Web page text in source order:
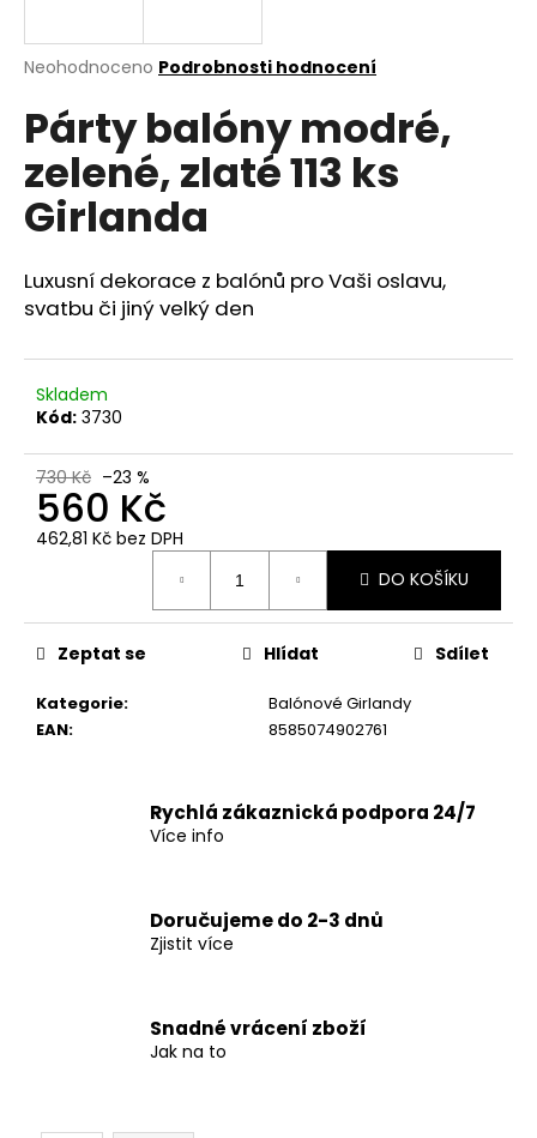
Průměrné
produktu
je
z
5
hvězdiček.
Neohodnoceno Podrobnosti hodnocení
Párty balóny modré,
zelené, zlaté 113 ks
Girlanda
Luxusní dekorace z balónů pro Vaši oslavu,
svatbu či jiný velký den
Skladem
Kód: 3730
730 Kč –23 %
560 Kč
462,81 Kč bez DPH
DO KOŠÍKU
Kategorie:
Balónové Girlandy
EAN: 8585074902761
Zeptat se Hlídat Sdílet
Rychlá zákaznická podpora 24/7
Více info
Doručujeme do 2-3 dnů
Zjistit více
Snadné vrácení zboží
Jak na to
j
t
?
HLEDAT
D
o
o
u
č
e
m